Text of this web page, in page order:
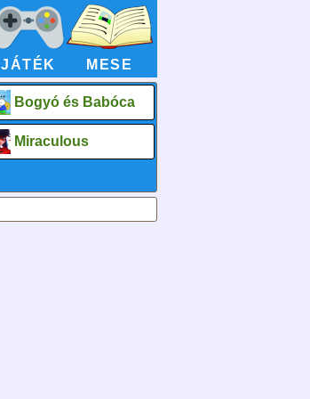
JÁTÉK MESE
Bogyó és Babóca
Miraculous